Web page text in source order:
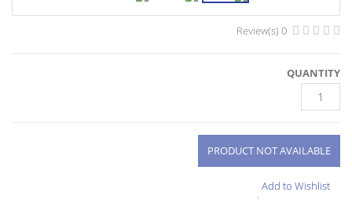
0 Review(s)
Add to Wishlist